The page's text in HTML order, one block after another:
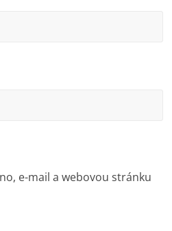
e-mail a webovou stránku